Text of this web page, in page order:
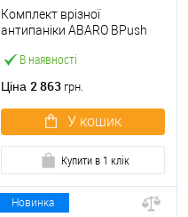
В наявності
Комплект врізної
антипаніки ABARO BPush
червоний із замком та
Ціна 2 863 грн.
У кошик
Купити в 1 клік
Новинка